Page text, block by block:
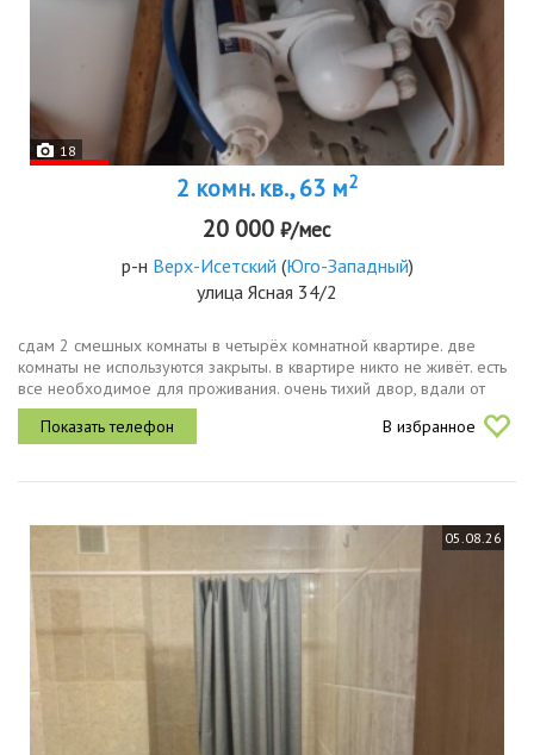
18
2 комн. кв., 63 м2
20 000 ₽/мес
р-н Верх-Исетский (Юго-Западный)
улица Ясная 34/2
сдам 2 смешных комнаты в четырёх комнатной квартире. две
комнаты не используются закрыты. в квартире никто не живёт. есть
все необходимое для проживания. очень тихий двор, вдали от
дороги. вся инфраструктура рядом.
В избранное
05.08.26